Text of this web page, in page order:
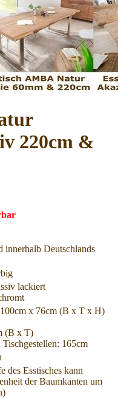
220cm &
innerhalb Deutschlands
lackiert
x 76cm (B x T x H)
(B x T)
165cm
des Esstisches kann
der Baumkanten um